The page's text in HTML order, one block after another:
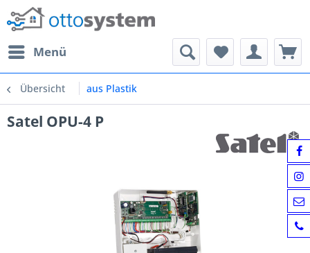
Menü
Übersicht aus Plastik
Satel OPU-4 P